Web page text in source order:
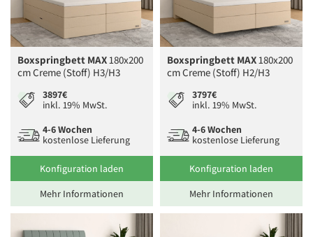
Boxspringbett MAX180x200
cm Creme (Stoff) H3/H3
3897€
inkl. 19% MwSt.
4-6 Wochen
kostenlose Lieferung
Konfiguration laden
Mehr Informationen
Boxspringbett MAX180x200
cm Creme (Stoff) H2/H3
3797€
inkl. 19% MwSt.
4-6 Wochen
kostenlose Lieferung
Konfiguration laden
Mehr Informationen